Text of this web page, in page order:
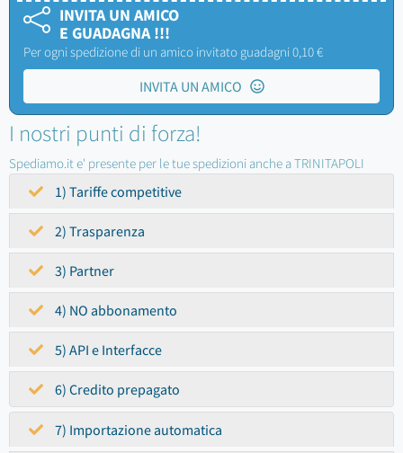
INVITA UN AMICO
E GUADAGNA !!!
Per ogni spedizione di un amico invitato guadagni 0,10 €
INVITA UN AMICO
I nostri punti di forza!
Spediamo.it e' presente per le tue spedizioni anche a TRINITAPOLI
1) Tariffe competitive
2) Trasparenza
3) Partner
4) NO abbonamento
5) API e Interfacce
6) Credito prepagato
7) Importazione automatica